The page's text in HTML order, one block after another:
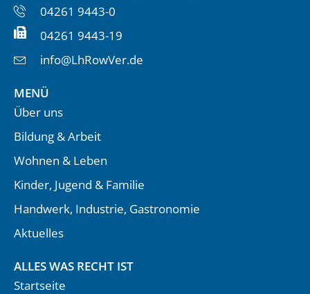
04261 9443-0
04261 9443-19
info@LhRowVer.de
MENÜ
Über uns
Bildung & Arbeit
Wohnen & Leben
Kinder, Jugend & Familie
Handwerk, Industrie, Gastronomie
Aktuelles
ALLES WAS RECHT IST
Startseite